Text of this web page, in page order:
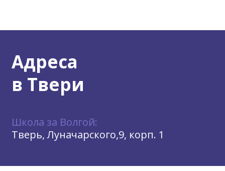
Адреса
в Твери
Школа за Волгой:
Тверь, Луначарского,9, корп. 1